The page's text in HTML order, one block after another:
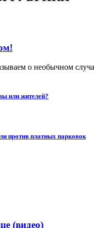
о необычном
или жителей?
против платных парковок
(видео)